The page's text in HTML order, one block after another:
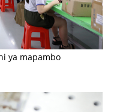
ya mapambo